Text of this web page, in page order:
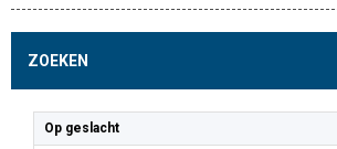
ZOEKEN
Op geslacht